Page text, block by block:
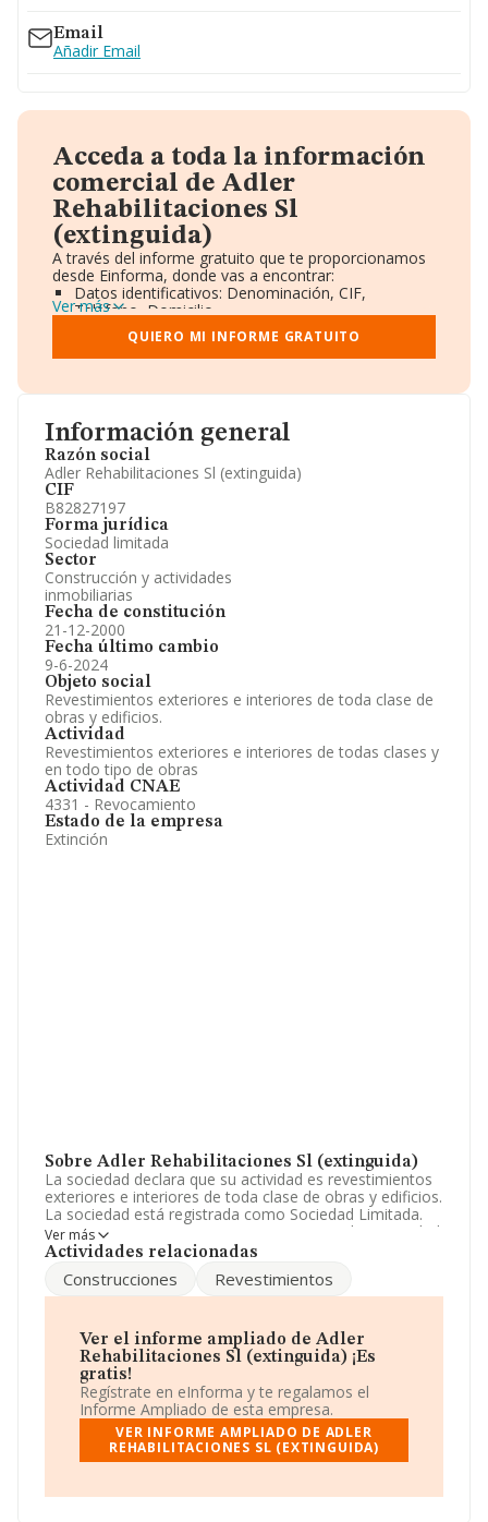
Información general
Razón social
Adler Rehabilitaciones Sl (extinguida)
CIF
B82827197
Forma jurídica
Sociedad limitada
Sector
Construcción y actividades
inmobiliarias
Fecha de constitución
21-12-2000
Fecha último cambio
9-6-2024
Objeto social
Revestimientos exteriores e interiores de toda clase de
obras y edificios.
Actividad
Revestimientos exteriores e interiores de todas clases y
en todo tipo de obras
Actividad CNAE
4331 - Revocamiento
Estado de la empresa
Extinción
Sobre Adler Rehabilitaciones Sl (extinguida)
La sociedad declara que su actividad es revestimientos
exteriores e interiores de toda clase de obras y edificios.
La sociedad está registrada como Sociedad Limitada.
Tiene CNAE: 4331 - 'Revocamiento'. No realiza actividad
de importación y/o exportación.
La compañíaAdler Rehabilitaciones S.L
(extinguida), con NIF B82827197, está situada en
Madrid, Madrid.
En relación con el sector y disponiendo de los datos de
hasta 2.610 empresas, a nivel nacional la facturación
asciende a 566 millones de euros y se calcula un
promedio de facturación de 217 mil euros entre todas
las compañías. Respecto a la información de la
provincia (hablamos de Madrid), en la base de datos de
obtenido los 102 millones de euros. Con el fin de
Ver más
Actividades relacionadas
Construcciones Revestimientos
Ver el informe ampliado de Adler
Rehabilitaciones Sl (extinguida) ¡Es
gratis!
Regístrate en eInforma y te regalamos el
Informe Ampliado de esta empresa.
VER INFORME AMPLIADO DE ADLER
REHABILITACIONES SL (EXTINGUIDA)
Email
Añadir Email
Acceda a toda la información
comercial de Adler
Rehabilitaciones Sl
(extinguida)
A través del informe gratuito que te proporcionamos
desde Einforma, donde vas a encontrar:
Datos identificativos: Denominación, CIF,
Teléfono, Domicilio.
Informe Mercantil Completo (BORME).
Gráficos de Evolución Ventas y Empleados.
Consejo de Administración y Administradores.
Accionistas.
Artículos de prensa publicados sobre la empresa.
Información oficial y registral complementaria.
Ver más
QUIERO MI INFORME GRATUITO